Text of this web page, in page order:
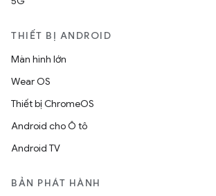
THIẾT BỊ ANDROID
Màn hình lớn
Wear OS
Thiết bị ChromeOS
Android cho Ô tô
Android TV
BẢN PHÁT HÀNH